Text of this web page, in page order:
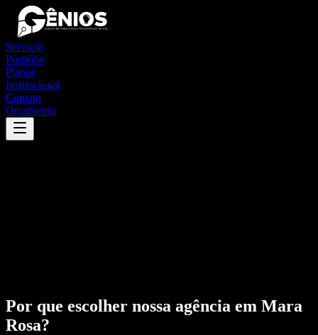
Serviços
Portfólio
Planos
Institucional
Contato
Orçamento
Por que escolher nossa agência em Mara
Rosa?